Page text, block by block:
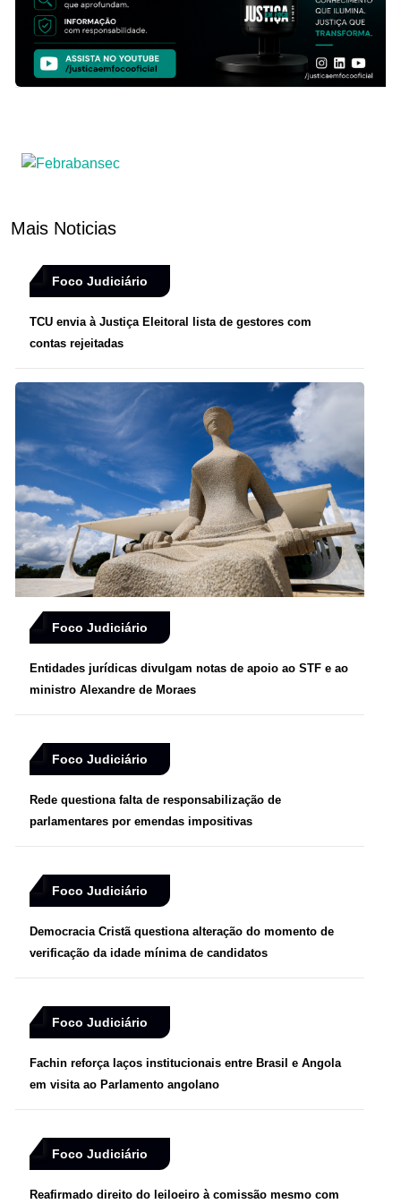
Mais Noticias
Foco Judiciário
TCU envia à Justiça Eleitoral lista de gestores com
contas rejeitadas
Foco Judiciário
Entidades jurídicas divulgam notas de apoio ao STF e ao
ministro Alexandre de Moraes
Foco Judiciário
Rede questiona falta de responsabilização de
parlamentares por emendas impositivas
Foco Judiciário
Democracia Cristã questiona alteração do momento de
verificação da idade mínima de candidatos
Foco Judiciário
Fachin reforça laços institucionais entre Brasil e Angola
em visita ao Parlamento angolano
Foco Judiciário
Reafirmado direito do leiloeiro à comissão mesmo com